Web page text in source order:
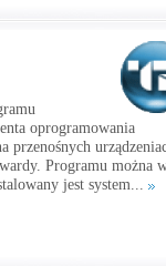
oprogramowania
przenośnych
Programu można
jest system...